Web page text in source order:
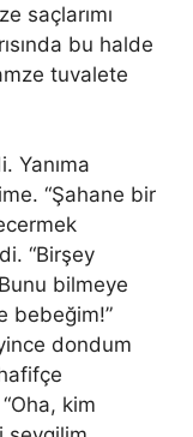
saçlarımı
bu halde
tuvalete
Yanıma
“Şahane bir
“Birşey
bilmeye
bebeğim!”
dondum
kim